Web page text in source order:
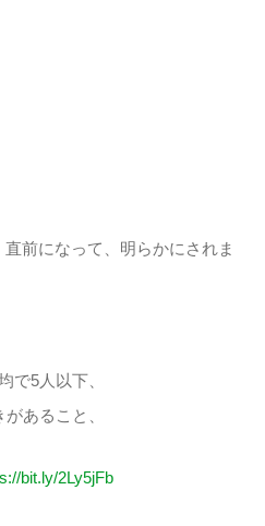
前になって、明らかにされま
5人以下、
あること、
bit.ly/2Ly5jFb